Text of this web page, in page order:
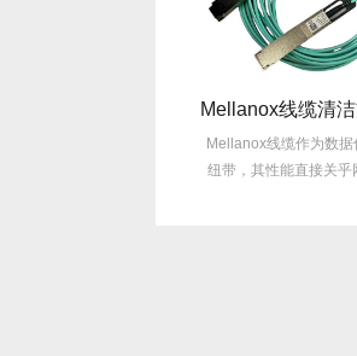
Mellanox线缆作为数据
纽带，其性能直接关乎